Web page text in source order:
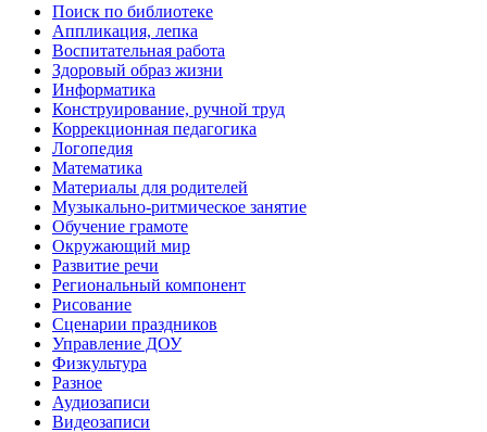
Поиск по библиотеке
Аппликация, лепка
Воспитательная работа
Здоровый образ жизни
Информатика
Конструирование, ручной труд
Коррекционная педагогика
Логопедия
Математика
Материалы для родителей
Музыкально-ритмическое занятие
Обучение грамоте
Окружающий мир
Развитие речи
Региональный компонент
Рисование
Сценарии праздников
Управление ДОУ
Физкультура
Разное
Аудиозаписи
Видеозаписи